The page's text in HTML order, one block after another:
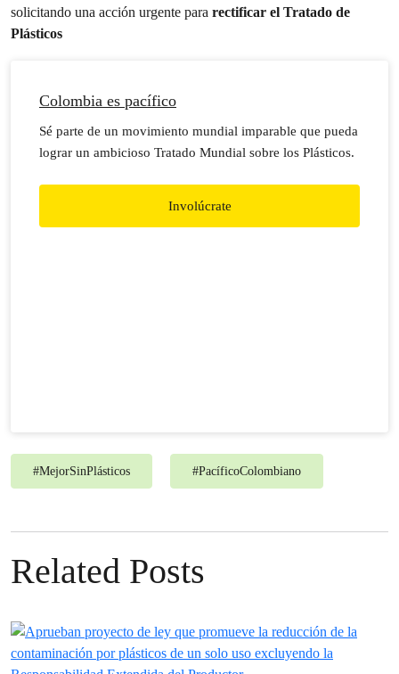
solicitando una acción urgente para rectificar el Tratado de
Plásticos
Colombia es pacífico
Sé parte de un movimiento mundial imparable que pueda
lograr un ambicioso Tratado Mundial sobre los Plásticos.
Involúcrate
#MejorSinPlásticos #PacíficoColombiano
Related Posts